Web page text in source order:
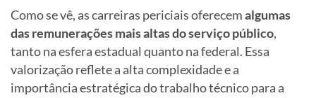
Como se vê, as carreiras periciais oferecemalgumas
das remunerações mais altas do serviço público,
tanto na esfera estadual quanto na federal. Essa
valorização reflete a alta complexidade e a
importância estratégica do trabalho técnico para a